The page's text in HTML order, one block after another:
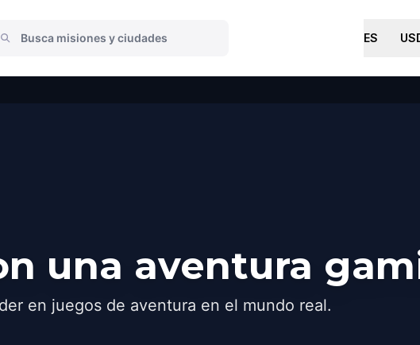
ES
una aventura
en juegos de aventura en el mundo real.